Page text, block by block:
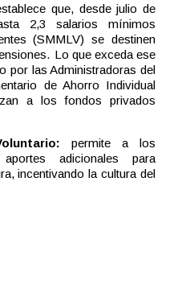
que, desde julio de
2,3 salarios mínimos
(SMMLV) se destinen
Lo que exceda ese
por las Administradoras del
de Ahorro Individual
a los fondos privados
permite a los
adicionales para
incentivando la cultura del